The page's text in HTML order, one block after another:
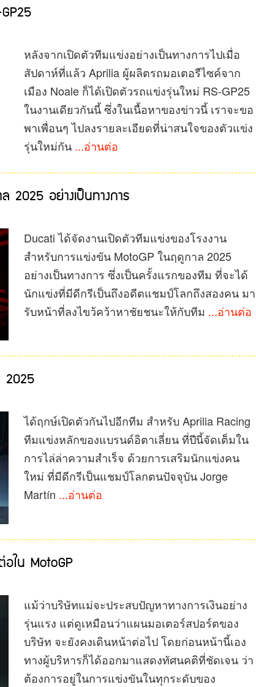
หลังจากเปิดตัวทีมแข่งอย่างเป็นทางการไปเมื่อ
สัปดาห์ที่แล้ว Aprilia ผู้ผลิตรถมอเตอรืไซค์จาก
เมือง Noale ก็ได้เปิดตัวรถแข่งรุ่นใหม่ RS-GP25
ในงานเดียวกันนี้ ซึ่งในเนื้อหาของข่าวนี้ เราจะขอ
พาเพื่อนๆ ไปลงรายละเอียดที่น่าสนใจของตัวแข่ง
รุ่นใหม่กัน ...อ่านต่อ
2025 อย่างเป็นทางการ
Ducati ได้จัดงานเปิดตัวทีมแข่งของโรงงาน
สำหรับการแข่งขัน MotoGP ในฤดูกาล 2025
อย่างเป็นทางการ ซึ่งเป็นครั้งแรกของทีม ที่จะได้
นักแข่งที่มีดีกรีเป็นถึงอดีตแชมป์โลกถึงสองคน มา
รับหน้าที่ลงไขว้คว้าหาชัยชนะให้กับทีม ...อ่านต่อ
2025
ได้ฤกษ์เปิดตัวกันไปอีกทีม สำหรับ Aprilia Racing
ทีมแข่งหลักของแบรนด์อิตาเลี่ยน ที่ปีนี้จัดเต็มใน
การไล่ล่าความสำเร็จ ด้วยการเสริมนักแข่งคน
ใหม่ ที่มีดีกรีเป็นแชมป์โลกตนปัจจุบัน Jorge
Martín ...อ่านต่อ
ใน MotoGP
แม้ว่าบริษัทแม่จะประสบปัญหาทางการเงินอย่าง
รุ่นแรง แต่ดูเหมือนว่าแผนมอเตอร์สปอร์ตของ
บริษัท จะยังคงเดินหน้าต่อไป โดยก่อนหน้านี้เอง
ทางผู้บริหารก็ได้ออกมาแสดงทัศนคติที่ชัดเจน ว่า
ต้องการอยู่ในการแข่งขันในทุกระดับของ